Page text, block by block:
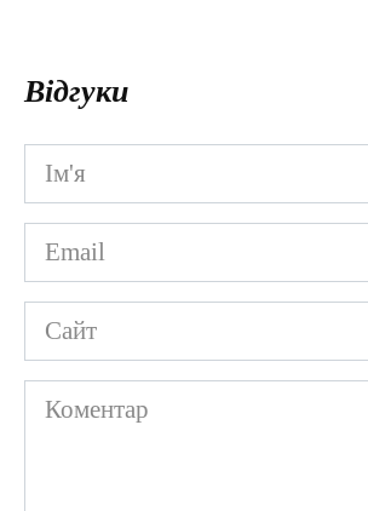
Відгуки
Ім'я
*
Email
*
Сайт
Коментар